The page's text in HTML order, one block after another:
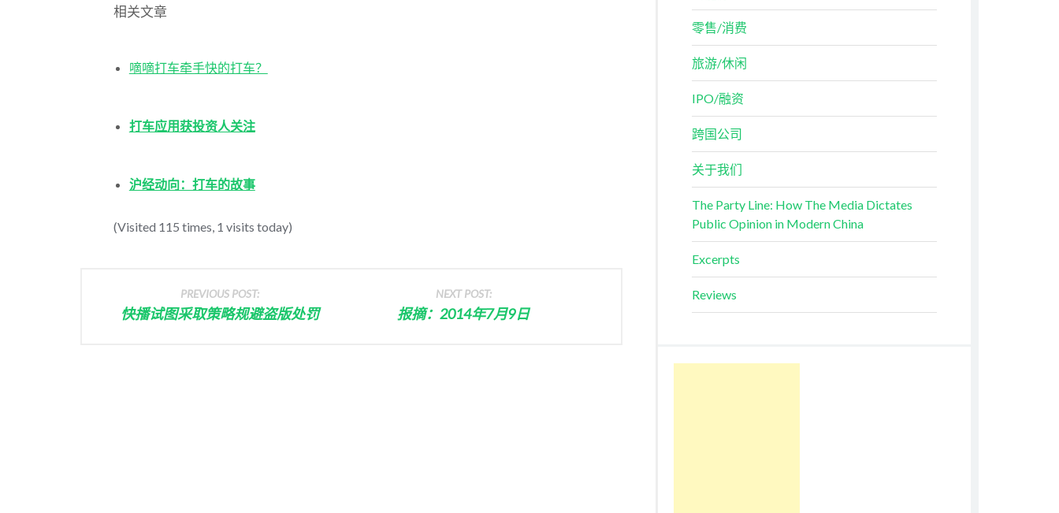
相关文章
嘀嘀打车牵手快的打车？
打车应用获投资人关注
沪经动向：打车的故事
(Visited 115 times, 1 visits today)
PREVIOUS POST:
快播试图采取策略规避盗版处罚
NEXT POST:
报摘：2014年7月9日
零售/消费
旅游/休闲
IPO/融资
跨国公司
关于我们
The Party Line: How The Media Dictates
Public Opinion in Modern China
Excerpts
Reviews